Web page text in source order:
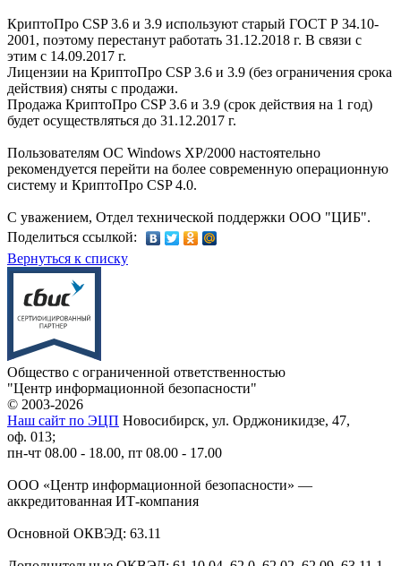
КриптоПро CSP 3.6 и 3.9 используют старый ГОСТ Р 34.10-
2001, поэтому перестанут работать 31.12.2018 г. В связи с
этим с 14.09.2017 г.
Лицензии на КриптоПро CSP 3.6 и 3.9 (без ограничения срока
действия) сняты с продажи.
Продажа КриптоПро CSP 3.6 и 3.9 (срок действия на 1 год)
будет осуществляться до 31.12.2017 г.
Пользователям ОС Windows XP/2000 настоятельно
рекомендуется перейти на более современную операционную
систему и КриптоПро CSP 4.0.
С уважением, Отдел технической поддержки ООО "ЦИБ".
Поделиться ссылкой:
Вернуться к списку
Общество с ограниченной ответственностью
"Центр информационной безопасности"
© 2003-2026
Наш сайт по ЭЦП Новосибирск, ул. Орджоникидзе, 47,
оф. 013;
пн-чт 08.00 - 18.00, пт 08.00 - 17.00
ООО «Центр информационной безопасности» —
аккредитованная ИТ-компания
Основной ОКВЭД: 63.11